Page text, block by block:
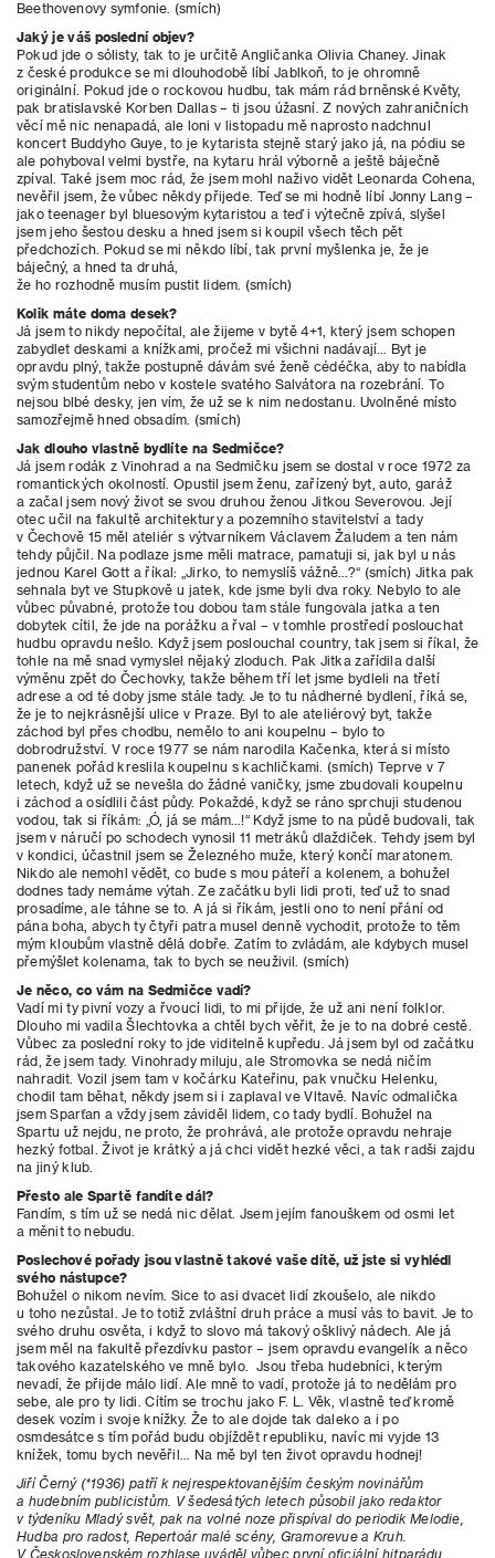
Beethovenovy symfonie. (smích)
Jaký je váš poslední objev?
Pokud jde o sólisty, tak to je určitě Angličanka Olivia Chaney. Jinak
z české produkce se mi dlouhodobě líbí Jablkoň, to je ohromně
originální. Pokud jde o rockovou hudbu, tak mám rád brněnské Květy,
pak bratislavské Korben Dallas – ti jsou úžasní. Z nových zahraničních
věcí mě nic nenapadá, ale loni v listopadu mě naprosto nadchnul
koncert Buddyho Guye, to je kytarista stejně starý jako já, na pódiu se
ale pohyboval velmi bystře, na kytaru hrál výborně a ještě báječně
zpíval. Také jsem moc rád, že jsem mohl naživo vidět Leonarda Cohena,
nevěřil jsem, že vůbec někdy přijede. Teď se mi hodně líbí Jonny Lang –
jako teenager byl bluesovým kytaristou a teďi výtečně zpívá, slyšel
jsem jeho šestou desku a hned jsem si koupil všech těch pět
předchozích. Pokud se mi někdo líbí, tak první myšlenka je, že je
báječný, a hned ta druhá,
že ho rozhodně musím pustit lidem. (smích)
Kolik máte doma desek?
Já jsem to nikdy nepočítal, ale žijeme v bytě 4+1, který jsem schopen
zabydlet deskami a knížkami, pročež mi všichni nadávají… Byt je
opravdu plný, takže postupně dávám své ženě cédéčka, aby to nabídla
svým studentům nebo v kostele svatého Salvátora na rozebrání. To
nejsou blbé desky, jen vím, že už se k nim nedostanu. Uvolněné místo
samozřejmě hned obsadím. (smích)
Jak dlouho vlastně bydlíte na Sedmičce?
Já jsem rodák z Vinohrad a na Sedmičku jsem se dostal v roce 1972 za
romantických okolností. Opustil jsem ženu, zařízený byt, auto, garáž
a začal jsem nový život se svou druhou ženou Jitkou Severovou. Její
otec učil na fakultě architektury a pozemního stavitelství a tady
v Čechově 15 měl ateliér s výtvarníkem Václavem Žaludem a ten nám
tehdy půjčil. Na podlaze jsme měli matrace, pamatuji si, jak byl u nás
jednou Karel Gott a říkal: „Jirko, to nemyslíš vážně…?“ (smích) Jitka pak
sehnala byt ve Stupkově u jatek, kde jsme byli dva roky. Nebylo to ale
vůbec půvabné, protože tou dobou tam stále fungovala jatka a ten
dobytek cítil, že jde na porážku a řval – v tomhle prostředí poslouchat
hudbu opravdu nešlo. Když jsem poslouchal country, tak jsem si říkal, že
tohle na mě snad vymyslel nějaký zloduch. Pak Jitka zařídila další
výměnu zpět do Čechovky, takže během tří let jsme bydleli na třetí
adrese a od té doby jsme stále tady. Je to tu nádherné bydlení, říká se,
že je to nejkrásnější ulice v Praze. Byl to ale ateliérový byt, takže
záchod byl přes chodbu, nemělo to ani koupelnu – bylo to
dobrodružství. V roce 1977 se nám narodila Kačenka, která si místo
panenek pořád kreslila koupelnu s kachličkami. (smích) Teprve v 7
letech, když už se nevešla do žádné vaničky, jsme zbudovali koupelnu
i záchod a osídlili část půdy. Pokaždé, když se ráno sprchuji studenou
vodou, tak si říkám: „Ó, já se mám…!“ Když jsme to na půdě budovali, tak
jsem v náručí po schodech vynosil 11 metráků dlaždiček. Tehdy jsem byl
v kondici, účastnil jsem se Železného muže, který končí maratonem.
Nikdo ale nemohl vědět, co bude s mou páteřía kolenem, a bohužel
dodnes tady nemáme výtah. Ze začátku byli lidi proti, teď už to snad
prosadíme, ale táhne se to. A já si říkám, jestli ono to není přání od
pána boha, abych ty čtyři patra musel denně vychodit, protože to těm
mým kloubům vlastně dělá dobře. Zatím to zvládám, ale kdybych musel
přemýšlet kolenama, tak to bych se neuživil. (smích)
Je něco, co vám na Sedmičce vadí?
Vadí mi ty pivní vozy a řvoucí lidi, to mi přijde, že už ani není folklor.
Dlouho mi vadila Šlechtovka a chtěl bych věřit, že je to na dobré cestě.
Vůbec za poslední roky to jde viditelně kupředu. Já jsem byl od začátku
rád, že jsem tady. Vinohrady miluju, ale Stromovka se nedá ničím
nahradit. Vozil jsem tam v kočárku Kateřinu, pak vnučku Helenku,
chodil tam běhat, někdy jsem si i zaplaval ve Vltavě. Navíc odmalička
jsem Sparťan a vždy jsem záviděl lidem, co tady bydlí. Bohužel na
Spartu už nejdu, ne proto, že prohrává, ale protože opravdu nehraje
hezký fotbal. Život je krátký a já chci vidět hezké věci, a tak radši zajdu
na jiný klub.
Přesto ale Spartě fandíte dál?
Fandím, s tím už se nedá nic dělat. Jsem jejím fanouškem od osmi let
a měnit to nebudu.
Poslechové pořady jsou vlastně takové vaše dítě, už jste si vyhlédl
svého nástupce?
Bohužel o nikom nevím. Sice to asi dvacet lidí zkoušelo, ale nikdo
u toho nezůstal. Je to totiž zvláštní druh práce a musí vás to bavit. Je to
svého druhu osvěta, i když to slovo má takový ošklivý nádech. Ale já
jsem měl na fakultě přezdívku pastor – jsem opravdu evangelík a něco
takového kazatelského ve mně bylo. Jsou třeba hudebníci, kterým
nevadí, že přijde málo lidí. Ale mně to vadí, protože já to nedělám pro
sebe, ale pro ty lidi. Cítím se trochu jako F. L. Věk, vlastně teď kromě
desek vozím i svoje knížky. Že to ale dojde tak daleko a i po
osmdesátce s tím pořád budu objíždět republiku, navíc mi vyjde 13
knížek, tomu bych nevěřil… Na mě byl ten život opravdu hodnej!
Jiří Černý (*1936) patří k nejrespektovanějším českým novinářům
a hudebním publicistům. V šedesátých letech působil jako redaktor
v týdeníku Mladý svět, pak na volné noze přispíval do periodik Melodie,
Hudba pro radost, Repertoár malé scény, Gramorevue a Kruh.
V Československém rozhlase uváděl vůbec první oficiální hitparádu,